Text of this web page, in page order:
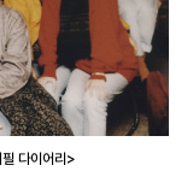
다이어리>